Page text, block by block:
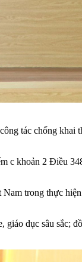
tác chống khai
c khoản 2 Điều
trong thực
dục sâu sắc;